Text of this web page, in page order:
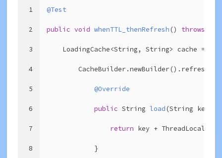
1
2
3
4
5
6
7
8
@Test
public void whenTTL_thenRefresh () throws
    LoadingCache<String, String> cache =
@Override
public String load (String key)
return key +
            }